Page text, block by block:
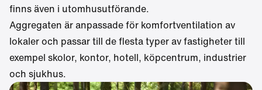
finns även i utomhusutförande.
Aggregaten är anpassade för komfortventilation av
lokaler och passar till de flesta typer av fastigheter till
exempel skolor, kontor, hotell, köpcentrum, industrier
och sjukhus.